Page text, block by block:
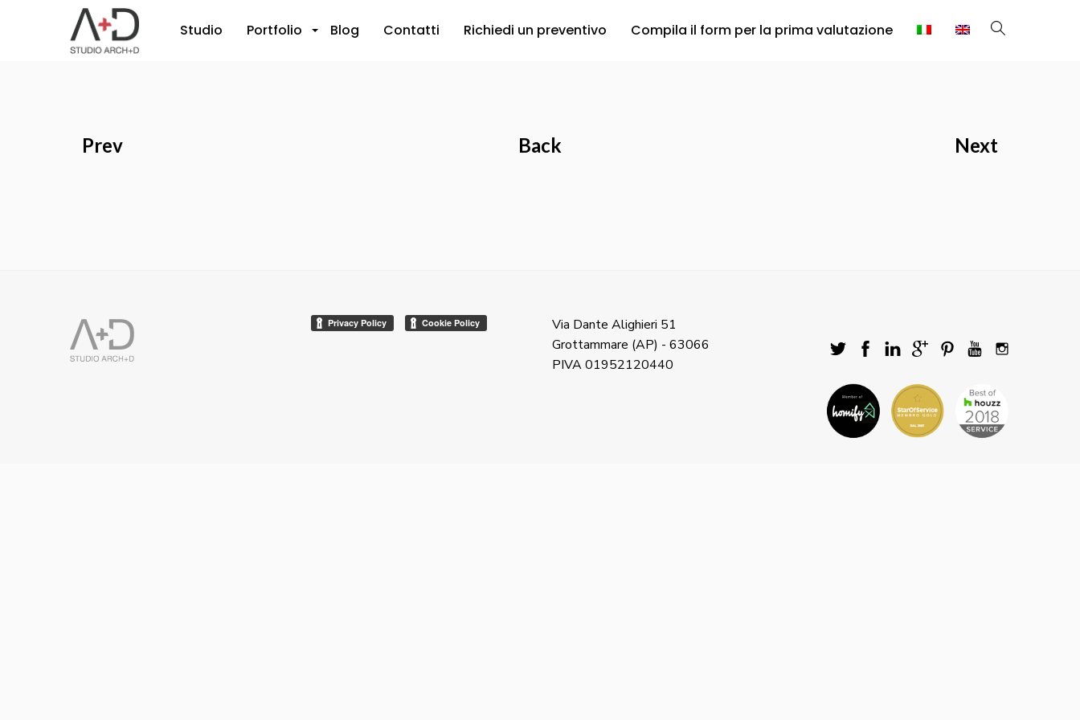
Studio Portfolio Blog Contatti Richiedi un preventivo Compila il form per la prima valutazione
Prev Back Next
Via Dante Alighieri 51
Grottammare (AP) - 63066
PIVA 01952120440